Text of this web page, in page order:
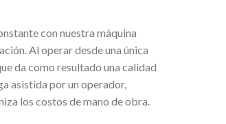
con nuestra máquina
Al operar desde una única
da como resultado una calidad
asistida por un operador,
los costos de mano de obra.